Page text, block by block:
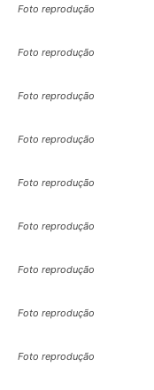
Foto reprodução
Foto reprodução
Foto reprodução
Foto reprodução
Foto reprodução
Foto reprodução
Foto reprodução
Foto reprodução
Foto reprodução